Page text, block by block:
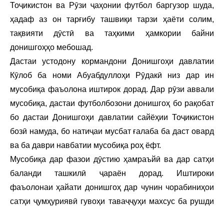
Тоҷикистон ва Рӯзи ҷаҳонии футбол баргузор шуда,
ҳадаф аз он тарғибу ташвиқи тарзи ҳаёти солим,
тақвияти дӯстӣ ва таҳкими ҳамкории байни
донишгоҳҳо мебошад.
Дастаи устодону кормандони Донишгоҳи давлатии
Кӯлоб ба номи Абуабдуллоҳи Рӯдакӣ низ дар ин
мусобиқа фаъолона иштирок дорад. Дар рӯзи аввали
мусобиқа, дастаи футболбозони донишгоҳ бо рақобат
бо дастаи Донишгоҳи давлатии сайёҳии Тоҷикистон
бозӣ намуда, бо натиҷаи мусбат ғалаба ба даст овард
ва ба даври навбатии мусобиқа роҳ ёфт.
Мусобиқа дар фазои дӯстию ҳамраъйӣ ва дар сатҳи
баланди ташкилӣ ҷараён дорад. Иштироки
фаъолонаи ҳайати донишгоҳ дар чунин чорабиниҳои
сатҳи ҷумҳуриявӣ гувоҳи таваҷҷуҳи махсус ба рушди